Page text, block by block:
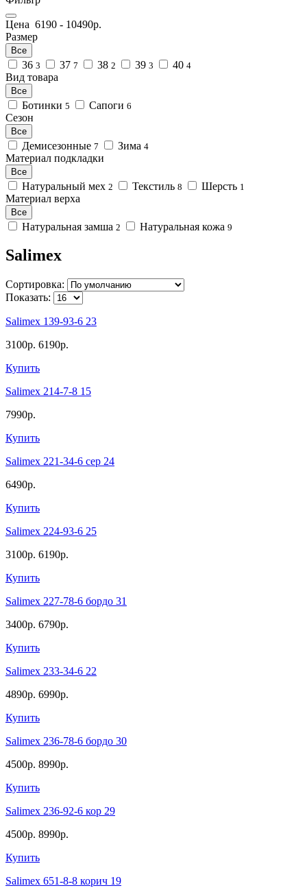
Цена 6190 - 10490р.
Размер
Все
36 3 37 7 38 2 39 3 40 4
Вид товара
Все
Ботинки 5 Сапоги 6
Сезон
Все
Демисезонные 7 Зима 4
Материал подкладки
Все
Натуральный мех 2 Текстиль 8 Шерсть 1
Материал верха
Все
Натуральная замша 2 Натуральная кожа 9
Salimex
Сортировка:
Показать:
Salimex 139-93-6 23
3100р. 6190р.
Купить
Salimex 214-7-8 15
7990р.
Купить
Salimex 221-34-6 сер 24
6490р.
Купить
Salimex 224-93-6 25
3100р. 6190р.
Купить
Salimex 227-78-6 бордо 31
3400р. 6790р.
Купить
Salimex 233-34-6 22
4890р. 6990р.
Купить
Salimex 236-78-6 бордо 30
4500р. 8990р.
Купить
Salimex 236-92-6 кор 29
4500р. 8990р.
Купить
Salimex 651-8-8 корич 19